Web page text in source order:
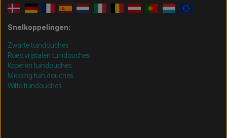
Snelkoppelingen:
Zwarte tuindouches
Roestvrijstalen tuindouches
Koperen tuindouches
Messing tuin douches
Witte tuindouches